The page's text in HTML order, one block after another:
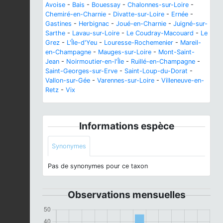
Avoise - Bais - Bouessay - Chalonnes-sur-Loire -
Chemiré-en-Charnie - Divatte-sur-Loire - Ernée -
Gastines - Herbignac - Joué-en-Charnie - Juigné-sur-
Sarthe - Lavau-sur-Loire - Le Coudray-Macouard - Le
Grez - L'Île-d'Yeu - Louresse-Rochemenier - Mareil-
en-Champagne - Mauges-sur-Loire - Mont-Saint-
Jean - Noirmoutier-en-l'Île - Ruillé-en-Champagne -
Saint-Georges-sur-Erve - Saint-Loup-du-Dorat -
Vallon-sur-Gée - Varennes-sur-Loire - Villeneuve-en-
Retz - Vix
Informations espèce
Synonymes
Pas de synonymes pour ce taxon
Observations mensuelles